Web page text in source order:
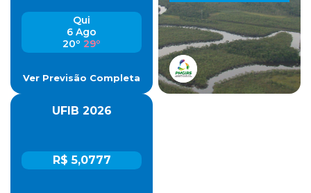
Qui
6 Ago
20º 29º
Ver Previsão Completa
UFIB 2026
R$ 5,0777